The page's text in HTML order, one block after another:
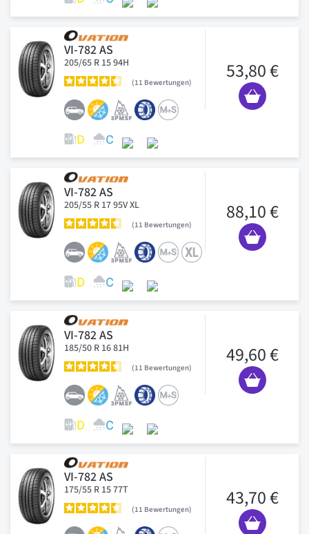
VI-782 AS
205/65 R 15 94H
11 Bewertungen 53,80 €
VI-782 AS
205/55 R 17 95V XL
11 Bewertungen
88,10 €
VI-782 AS
185/50 R 16 81H
11 Bewertungen
49,60 €
VI-782 AS
175/55 R 15 77T
11 Bewertungen 43,70 €